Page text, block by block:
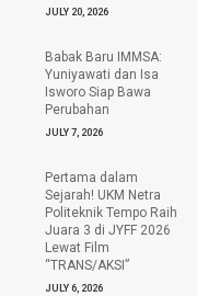
JULY 20, 2026
Babak Baru IMMSA:
Yuniyawati dan Isa
Isworo Siap Bawa
Perubahan
JULY 7, 2026
Pertama dalam
Sejarah! UKM Netra
Politeknik Tempo Raih
Juara 3 di JYFF 2026
Lewat Film
“TRANS/AKSI”
JULY 6, 2026